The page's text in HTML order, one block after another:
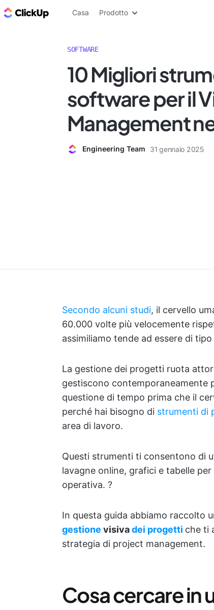
Blog di ClickUp
Casa Prodotto
SOFTWARE
10 Migliori
software per il
Management
Engineering Team 31 gennaio 2025
Secondo alcuni studi, il cervello
60.000 volte più velocemente
assimiliamo tende ad essere di
La gestione dei progetti ruota
gestiscono contemporaneamente
questione di tempo prima che il
perché hai bisogno di strumenti di
area di lavoro.
Questi strumenti ti consentono di
lavagne online, grafici e tabelle
operativa. ?
In questa guida abbiamo raccolto
gestione visivadei progetti che ti
strategia di project management.
Cosa cercare in